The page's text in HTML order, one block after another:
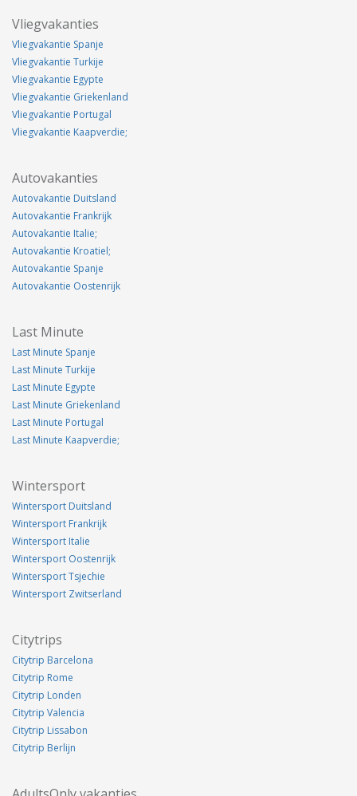
Vliegvakanties
Vliegvakantie Spanje
Vliegvakantie Turkije
Vliegvakantie Egypte
Vliegvakantie Griekenland
Vliegvakantie Portugal
Vliegvakantie Kaapverdie;
Autovakanties
Autovakantie Duitsland
Autovakantie Frankrijk
Autovakantie Italie;
Autovakantie Kroatiel;
Autovakantie Spanje
Autovakantie Oostenrijk
Last Minute
Last Minute Spanje
Last Minute Turkije
Last Minute Egypte
Last Minute Griekenland
Last Minute Portugal
Last Minute Kaapverdie;
Wintersport
Wintersport Duitsland
Wintersport Frankrijk
Wintersport Italie
Wintersport Oostenrijk
Wintersport Tsjechie
Wintersport Zwitserland
Citytrips
Citytrip Barcelona
Citytrip Rome
Citytrip Londen
Citytrip Valencia
Citytrip Lissabon
Citytrip Berlijn